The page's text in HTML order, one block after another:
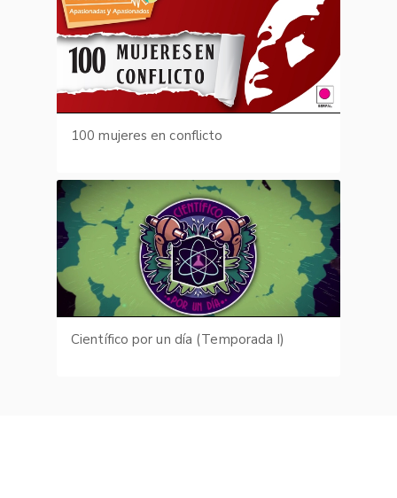
100 mujeres en conflicto
Científico por un día (Temporada I)